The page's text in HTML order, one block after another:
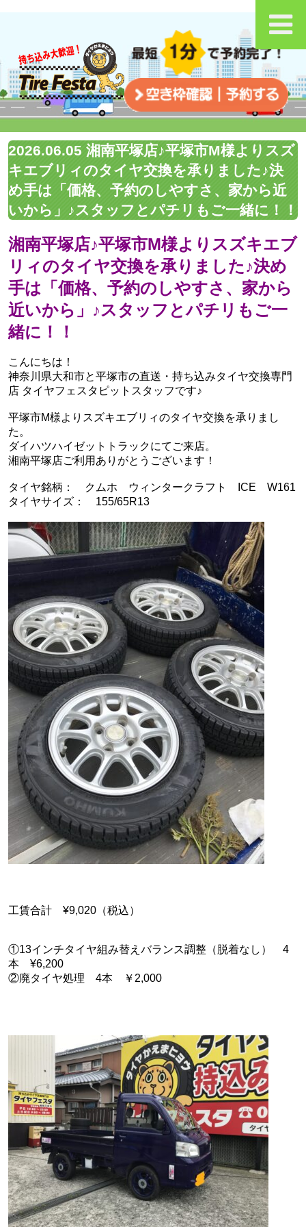
2026.06.05 湘南平塚店♪平塚市M様よりスズ
キエブリィのタイヤ交換を承りました♪決
め手は「価格、予約のしやすさ、家から近
いから」♪スタッフとパチリもご一緒に！！
湘南平塚店♪平塚市M様よりスズキエブ
リィのタイヤ交換を承りました♪決め
手は「価格、予約のしやすさ、家から
近いから」♪スタッフとパチリもご一
緒に！！
こんにちは！
神奈川県大和市と平塚市の直送・‪‎持ち込みタイヤ交換専門
店‬ タイヤフェスタピットスタッフです♪
平塚市M様よりスズキエブリィのタイヤ交換を承りまし
た。
ダイハツハイゼットトラックにてご来店。
湘南平塚店ご利用ありがとうございます！
タイヤ銘柄： クムホ ウィンタークラフト ICE W161
タイヤサイズ： 155/65R13
工賃合計 ¥9,020（税込）
①13インチタイヤ組み替えバランス調整（脱着なし） 4
本 ¥6,200
②廃タイヤ処理 4本 ￥2,000